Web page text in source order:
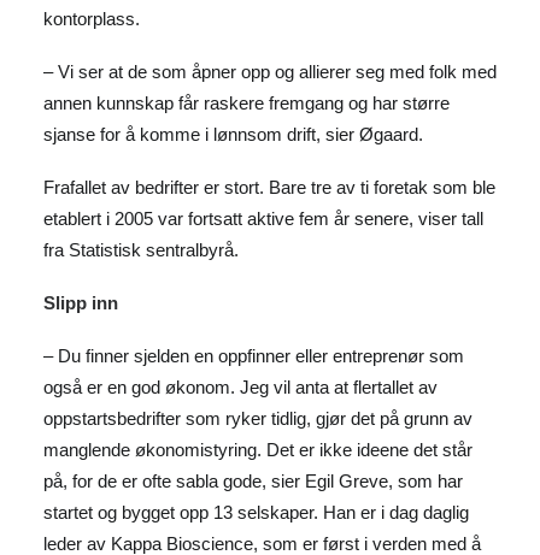
kontorplass.
– Vi ser at de som åpner opp og allierer seg med folk med
annen kunnskap får raskere fremgang og har større
sjanse for å komme i lønnsom drift, sier Øgaard.
Frafallet av bedrifter er stort. Bare tre av ti foretak som ble
etablert i 2005 var fortsatt aktive fem år senere, viser tall
fra Statistisk sentralbyrå.
Slipp inn
– Du finner sjelden en oppfinner eller entreprenør som
også er en god økonom. Jeg vil anta at flertallet av
oppstartsbedrifter som ryker tidlig, gjør det på grunn av
manglende økonomistyring. Det er ikke ideene det står
på, for de er ofte sabla gode, sier Egil Greve, som har
startet og bygget opp 13 selskaper. Han er i dag daglig
leder av Kappa Bioscience, som er først i verden med å